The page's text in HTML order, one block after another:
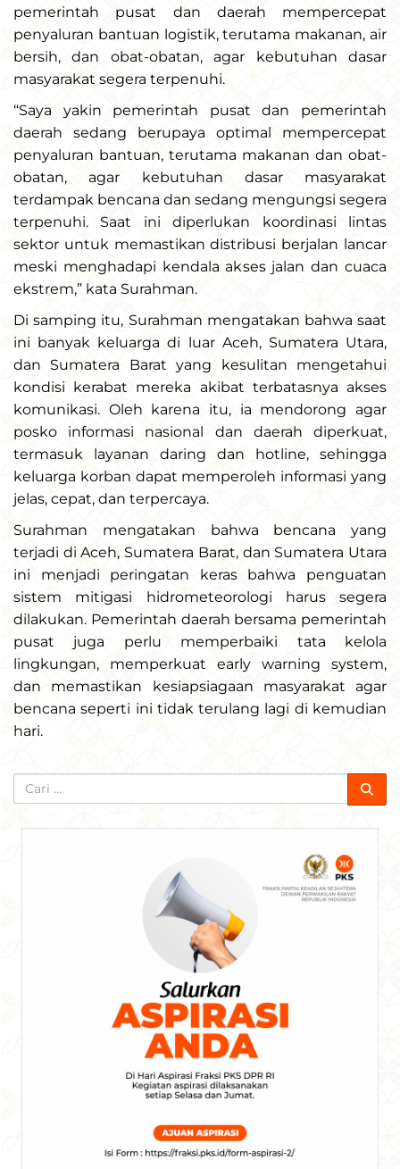
pemerintah pusat dan daerah mempercepat
penyaluran bantuan logistik, terutama makanan, air
bersih, dan obat-obatan, agar kebutuhan dasar
masyarakat segera terpenuhi.
“Saya yakin pemerintah pusat dan pemerintah
daerah sedang berupaya optimal mempercepat
penyaluran bantuan, terutama makanan dan obat-
obatan, agar kebutuhan dasar masyarakat
terdampak bencana dan sedang mengungsi segera
terpenuhi. Saat ini diperlukan koordinasi lintas
sektor untuk memastikan distribusi berjalan lancar
meski menghadapi kendala akses jalan dan cuaca
ekstrem,” kata Surahman.
Di samping itu, Surahman mengatakan bahwa saat
ini banyak keluarga di luar Aceh, Sumatera Utara,
dan Sumatera Barat yang kesulitan mengetahui
kondisi kerabat mereka akibat terbatasnya akses
komunikasi. Oleh karena itu, ia mendorong agar
posko informasi nasional dan daerah diperkuat,
termasuk layanan daring dan hotline, sehingga
keluarga korban dapat memperoleh informasi yang
jelas, cepat, dan terpercaya.
Surahman mengatakan bahwa bencana yang
terjadi di Aceh, Sumatera Barat, dan Sumatera Utara
ini menjadi peringatan keras bahwa penguatan
sistem mitigasi hidrometeorologi harus segera
dilakukan. Pemerintah daerah bersama pemerintah
pusat juga perlu memperbaiki tata kelola
lingkungan, memperkuat early warning system,
dan memastikan kesiapsiagaan masyarakat agar
bencana seperti ini tidak terulang lagi di kemudian
hari.